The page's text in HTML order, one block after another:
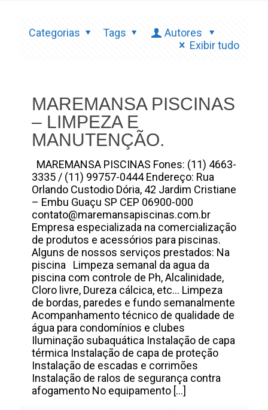
Categorias Tags
Autores
Exibir tudo
MAREMANSA PISCINAS
– LIMPEZA E
MANUTENÇÃO.
MAREMANSA PISCINAS Fones: (11) 4663-
3335 / (11) 99757-0444 Endereço: Rua
Orlando Custodio Dória, 42 Jardim Cristiane
– Embu Guaçu SP CEP 06900-000
contato@maremansapiscinas.com.br
Empresa especializada na comercialização
de produtos e acessórios para piscinas.
Alguns de nossos serviços prestados: Na
piscina Limpeza semanal da agua da
piscina com controle de Ph, Alcalinidade,
Cloro livre, Dureza cálcica, etc… Limpeza
de bordas, paredes e fundo semanalmente
Acompanhamento técnico de qualidade de
água para condomínios e clubes
Iluminação subaquática Instalação de capa
térmica Instalação de capa de proteção
Instalação de escadas e corrimões
Instalação de ralos de segurança contra
afogamento No equipamento […]